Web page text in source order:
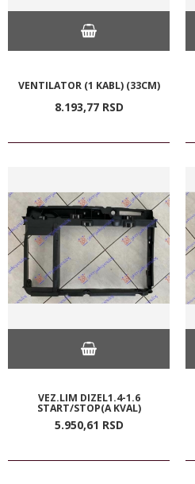
VENTILATOR (1 KABL) (33CM)
8.193,77 RSD
VEZ.LIM DIZEL1.4-1.6
START/STOP(A KVAL)
5.950,61 RSD